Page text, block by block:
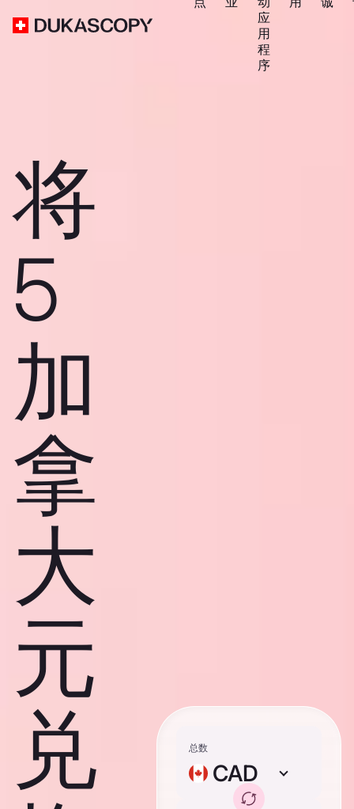
应
用
程
序
将
5
加
拿
大
元
兑
总数
CAD